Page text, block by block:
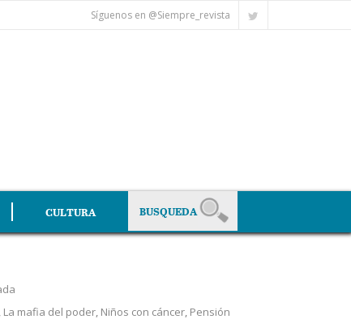
Síguenos en @Siempre_revista
CULTURA
, La mafia del poder, Niños con cáncer, Pensión